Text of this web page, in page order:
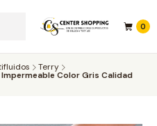
0
Terry
Color Gris Calidad